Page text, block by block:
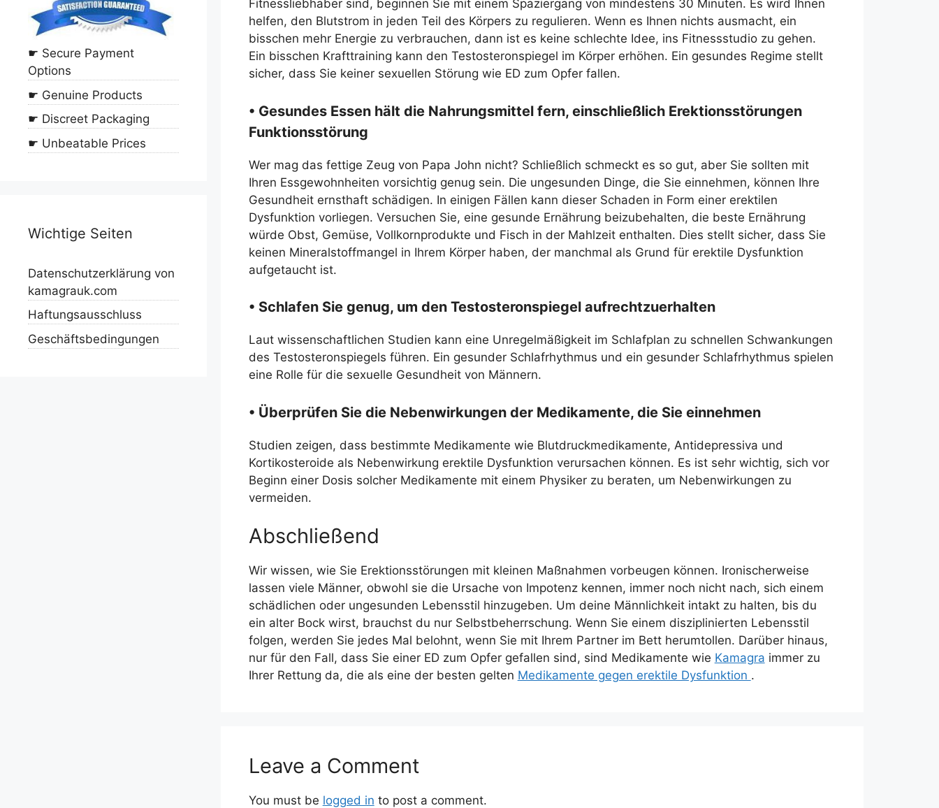
Fitnessliebhaber sind, beginnen Sie mit einem Spaziergang von mindestens 30 Minuten. Es wird Ihnen
helfen, den Blutstrom in jeden Teil des Körpers zu regulieren. Wenn es Ihnen nichts ausmacht, ein
bisschen mehr Energie zu verbrauchen, dann ist es keine schlechte Idee, ins Fitnessstudio zu gehen.
Ein bisschen Krafttraining kann den Testosteronspiegel im Körper erhöhen. Ein gesundes Regime stellt
sicher, dass Sie keiner sexuellen Störung wie ED zum Opfer fallen.
• Gesundes Essen hält die Nahrungsmittel fern, einschließlich Erektionsstörungen
Funktionsstörung
Wer mag das fettige Zeug von Papa John nicht? Schließlich schmeckt es so gut, aber Sie sollten mit
Ihren Essgewohnheiten vorsichtig genug sein. Die ungesunden Dinge, die Sie einnehmen, können Ihre
Gesundheit ernsthaft schädigen. In einigen Fällen kann dieser Schaden in Form einer erektilen
Dysfunktion vorliegen. Versuchen Sie, eine gesunde Ernährung beizubehalten, die beste Ernährung
würde Obst, Gemüse, Vollkornprodukte und Fisch in der Mahlzeit enthalten. Dies stellt sicher, dass Sie
keinen Mineralstoffmangel in Ihrem Körper haben, der manchmal als Grund für erektile Dysfunktion
aufgetaucht ist.
• Schlafen Sie genug, um den Testosteronspiegel aufrechtzuerhalten
Laut wissenschaftlichen Studien kann eine Unregelmäßigkeit im Schlafplan zu schnellen Schwankungen
des Testosteronspiegels führen. Ein gesunder Schlafrhythmus und ein gesunder Schlafrhythmus spielen
eine Rolle für die sexuelle Gesundheit von Männern.
• Überprüfen Sie die Nebenwirkungen der Medikamente, die Sie einnehmen
Studien zeigen, dass bestimmte Medikamente wie Blutdruckmedikamente, Antidepressiva und
Kortikosteroide als Nebenwirkung erektile Dysfunktion verursachen können. Es ist sehr wichtig, sich vor
Beginn einer Dosis solcher Medikamente mit einem Physiker zu beraten, um Nebenwirkungen zu
vermeiden.
Abschließend
Wir wissen, wie Sie Erektionsstörungen mit kleinen Maßnahmen vorbeugen können. Ironischerweise
lassen viele Männer, obwohl sie die Ursache von Impotenz kennen, immer noch nicht nach, sich einem
schädlichen oder ungesunden Lebensstil hinzugeben. Um deine Männlichkeit intakt zu halten, bis du
ein alter Bock wirst, brauchst du nur Selbstbeherrschung. Wenn Sie einem disziplinierten Lebensstil
folgen, werden Sie jedes Mal belohnt, wenn Sie mit Ihrem Partner im Bett herumtollen. Darüber hinaus,
nur für den Fall, dass Sie einer ED zum Opfer gefallen sind, sind Medikamente wie Kamagra immer zu
Ihrer Rettung da, die als eine der besten gelten Medikamente gegen erektile Dysfunktion .
Leave a Comment
You must be logged in to post a comment.
☛ Secure Payment
Options
☛ Genuine Products
☛ Discreet Packaging
☛ Unbeatable Prices
Wichtige Seiten
Datenschutzerklärung von
kamagrauk.com
Haftungsausschluss
Geschäftsbedingungen